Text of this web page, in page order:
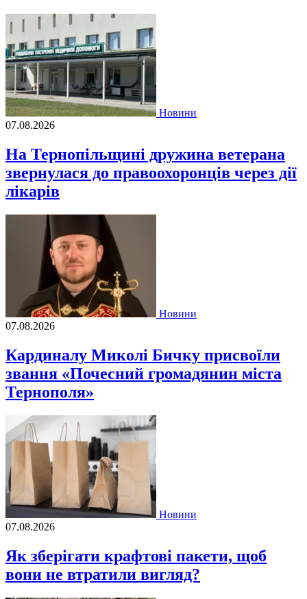
Новини
07.08.2026
На Тернопільщині дружина ветерана
звернулася до правоохоронців через дії
лікарів
Новини
07.08.2026
Кардиналу Миколі Бичку присвоїли
звання «Почесний громадянин міста
Тернополя»
Новини
07.08.2026
Як зберігати крафтові пакети, щоб
вони не втратили вигляд?